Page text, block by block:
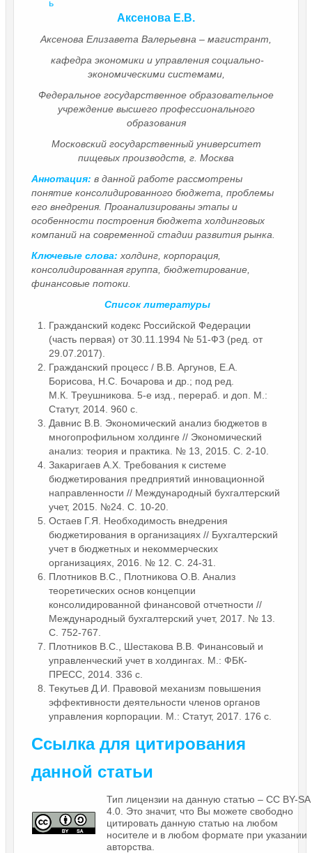
ь
Аксенова Е.В.
Аксенова Елизавета Валерьевна – магистрант,
кафедра экономики и управления социально-
экономическими системами,
Федеральное государственное образовательное
учреждение высшего профессионального
образования
Московский государственный университет
пищевых производств, г. Москва
Аннотация: в данной работе рассмотрены
понятие консолидированного бюджета, проблемы
его внедрения. Проанализированы этапы и
особенности построения бюджета холдинговых
компаний на современной стадии развития рынка.
Ключевые слова: холдинг, корпорация,
консолидированная группа, бюджетирование,
финансовые потоки.
Список литературы
Гражданский кодекс Российской Федерации
(часть первая) от 30.11.1994 № 51-ФЗ (ред. от
29.07.2017).
Гражданский процесс / В.В. Аргунов, Е.А.
Борисова, Н.С. Бочарова и др.; под ред.
М.К. Треушникова. 5-е изд., перераб. и доп. М.:
Статут, 2014. 960 с.
Давнис В.В. Экономический анализ бюджетов в
многопрофильном холдинге // Экономический
анализ: теория и практика. № 13, 2015. С. 2-10.
Закаригаев А.Х. Требования к системе
бюджетирования предприятий инновационной
направленности // Международный бухгалтерский
учет, 2015. №24. С. 10-20.
Остаев Г.Я. Необходимость внедрения
бюджетирования в организациях // Бухгалтерский
учет в бюджетных и некоммерческих
организациях, 2016. № 12. С. 24-31.
Плотников В.С., Плотникова О.В. Анализ
теоретических основ концепции
консолидированной финансовой отчетности //
Международный бухгалтерский учет, 2017. № 13.
С. 752-767.
Плотников В.С., Шестакова В.В. Финансовый и
управленческий учет в холдингах. М.: ФБК-
ПРЕСС, 2014. 336 с.
Текутьев Д.И. Правовой механизм повышения
эффективности деятельности членов органов
управления корпорации. М.: Статут, 2017. 176 с.
Ссылка для цитирования
данной статьи
Тип лицензии на данную статью – CC BY-SA
4.0. Это значит, что Вы можете свободно
цитировать данную статью на любом
носителе и в любом формате при указании
авторства.